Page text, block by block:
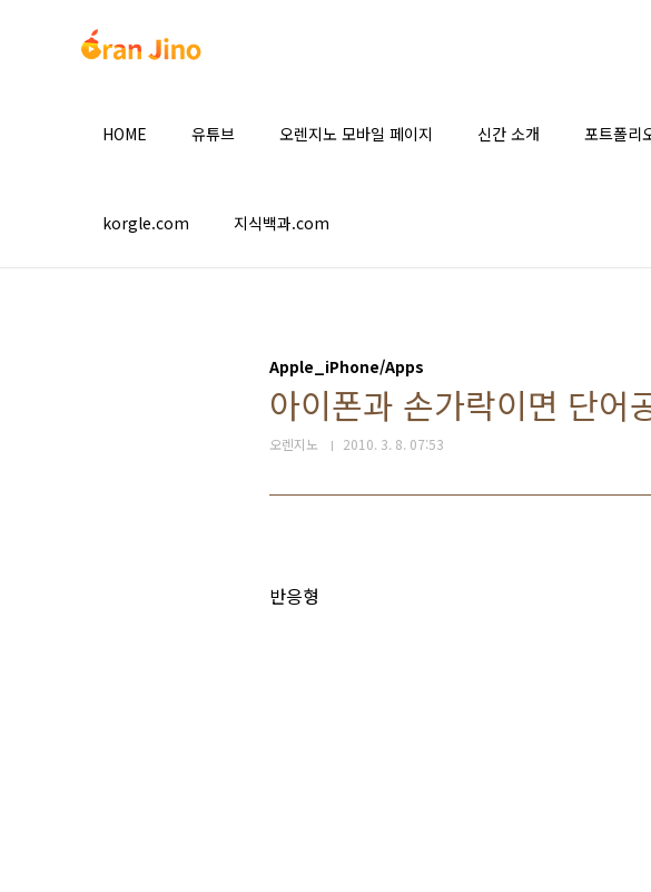
HOME 유튜브 오렌지노 모바일 페이지 신간 소개 포트폴리
korgle.com 지식백과.com
Apple_iPhone/Apps
아이폰과 손가락이면 단어
오렌지노 2010. 3. 8. 07:53
반응형